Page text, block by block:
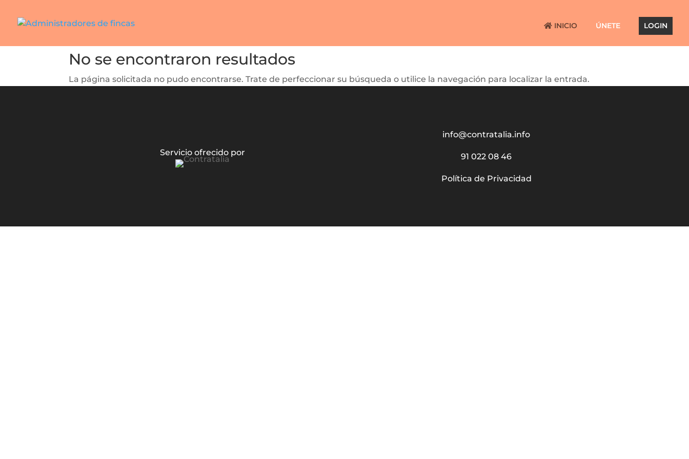
INICIO ÚNETE LOGIN
No se encontraron resultados
La página solicitada no pudo encontrarse. Trate de perfeccionar su búsqueda o utilice la navegación para localizar la entrada.
Servicio ofrecido por
info@contratalia.info
91 022 08 46
Política de Privacidad